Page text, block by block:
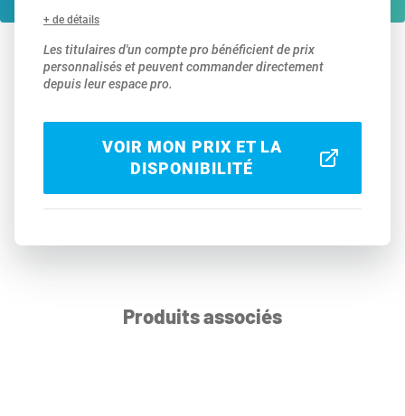
+ de détails
Les titulaires d'un compte pro bénéficient de prix
personnalisés et peuvent commander directement
depuis leur espace pro.
VOIR MON PRIX ET LA
DISPONIBILITÉ
Produits associés